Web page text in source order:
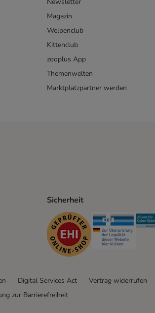
Magazin
Welpenclub
Kittenclub
zooplus App
Themenwelten
Marktplatzpartner werden
Sicherheit
Security
Digital Services Act Vertrag widerrufen
zur Barrierefreiheit